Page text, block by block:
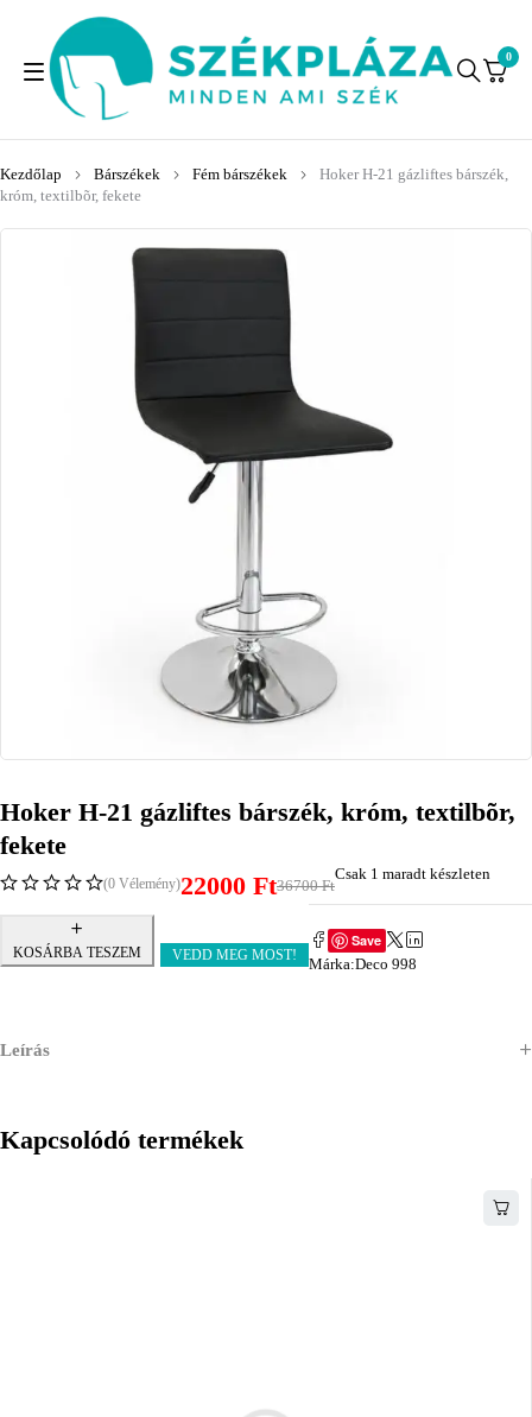
0
Kezdőlap Bárszékek Fém bárszékek
Hoker H-21 gázliftes bárszék,
króm, textilbõr, fekete
Hoker H-21 gázliftes bárszék, króm, textilbõr,
fekete
(0 Vélemény) 36700Ft
22000 Ft Csak 1 maradt készleten
KOSÁRBA TESZEM VEDD MEG MOST!
Save
Márka:Deco 998
Leírás
Kapcsolódó termékek